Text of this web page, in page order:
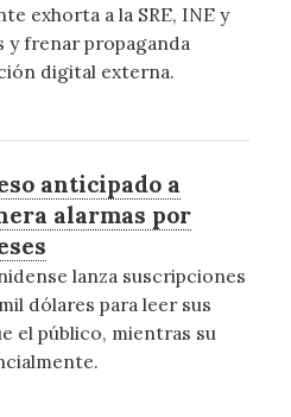
exhorta a la SRE, INE y
y frenar propaganda
digital externa.
anticipado a
alarmas por
lanza suscripciones
dólares para leer sus
el público, mientras su